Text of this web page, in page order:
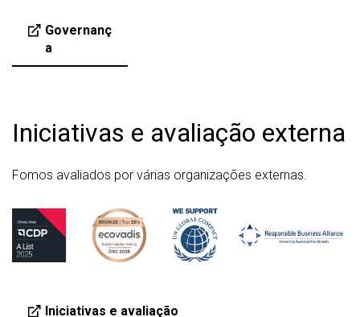
Governanç
a
Iniciativas e avaliação externa
Fomos avaliados por várias organizações externas.
Iniciativas e avaliação